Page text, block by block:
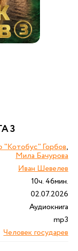
3
"Котобус" Горбов,
Мила Бачурова
Иван Шевелев
10ч. 46мин.
02.07.2026
Аудиокнига
mp3
Человек государев